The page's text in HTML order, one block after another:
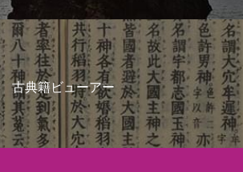
古典籍ビューアー